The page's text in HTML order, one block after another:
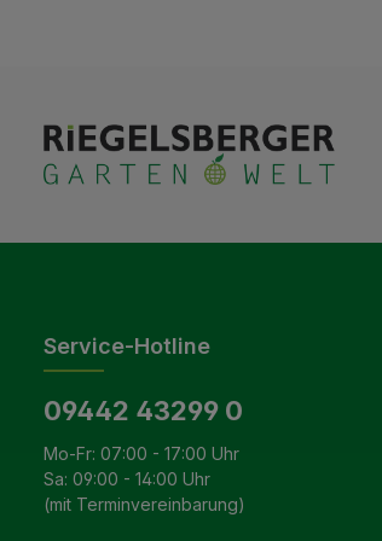
Service-Hotline
09442 43299 0
Mo-Fr: 07:00 - 17:00 Uhr
Sa: 09:00 - 14:00 Uhr
(mit Terminvereinbarung)